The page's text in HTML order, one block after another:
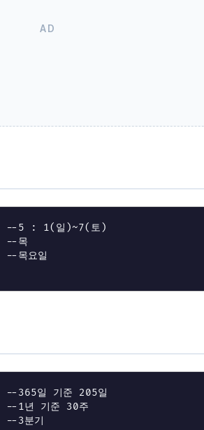
--5 : 1(일)~7(토)
--목
--목요일
--365일 기준 205일
--1년 기준 30주
--3분기